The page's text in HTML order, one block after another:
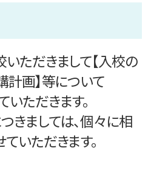
いただきまして【入校の
計画】等について
いただきます。
きましては、個々に相
いただきます。